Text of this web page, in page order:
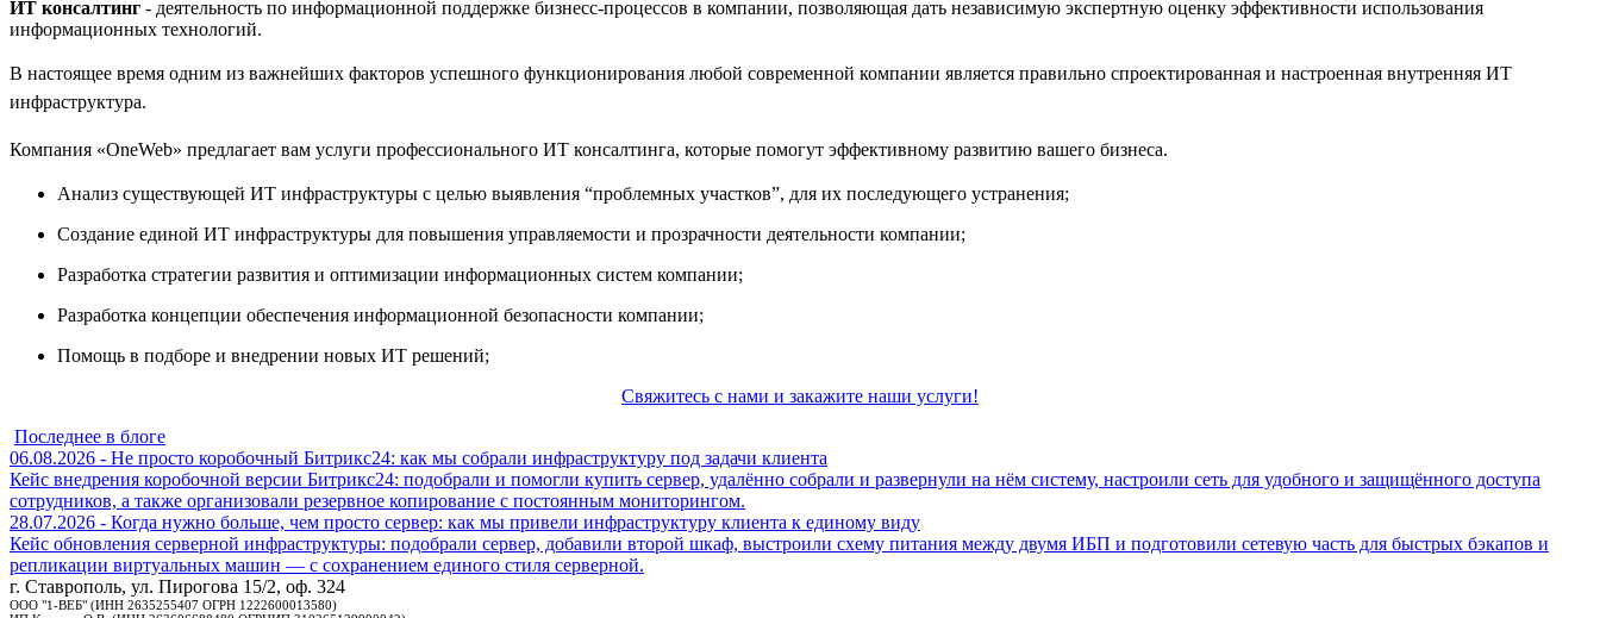
ИТ консалтинг - деятельность по информационной поддержке бизнесс-процессов в компании, позволяющая дать независимую экспертную оценку эффективности использования
информационных технологий.
В настоящее время одним из важнейших факторов успешного функционирования любой современной компании является правильно спроектированная и настроенная внутренняя ИТ
инфраструктура.
Компания «OneWeb» предлагает вам услуги профессионального ИТ консалтинга, которые помогут эффективному развитию вашего бизнеса.
Анализ существующей ИТ инфраструктуры с целью выявления “проблемных участков”, для их последующего устранения;
Создание единой ИТ инфраструктуры для повышения управляемости и прозрачности деятельности компании;
Разработка стратегии развития и оптимизации информационных систем компании;
Разработка концепции обеспечения информационной безопасности компании;
Помощь в подборе и внедрении новых ИТ решений;
Свяжитесь с нами и закажите наши услуги!
Последнее в блоге
06.08.2026 - Не просто коробочный Битрикс24: как мы собрали инфраструктуру под задачи клиента
Кейс внедрения коробочной версии Битрикс24: подобрали и помогли купить сервер, удалённо собрали и развернули на нём систему, настроили сеть для удобного и защищённого доступа
сотрудников, а также организовали резервное копирование с постоянным мониторингом.
28.07.2026 - Когда нужно больше, чем просто сервер: как мы привели инфраструктуру клиента к единому виду
Кейс обновления серверной инфраструктуры: подобрали сервер, добавили второй шкаф, выстроили схему питания между двумя ИБП и подготовили сетевую часть для быстрых бэкапов и
репликации виртуальных машин — с сохранением единого стиля серверной.
г. Ставрополь, ул. Пирогова 15/2, оф. 324
ООО "1-ВЕБ" (ИНН 2635255407 ОГРН 1222600013580)